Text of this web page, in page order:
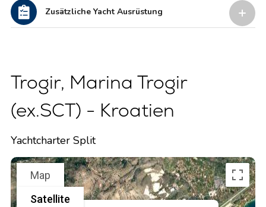
Zusätzliche Yacht Ausrüstung
Trogir, Marina Trogir
(ex.SCT) - Kroatien
Yachtcharter Split
Map
Satellite